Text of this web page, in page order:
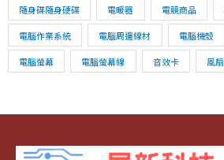
隨身碟隨身硬碟 電暖器 電競商品
電腦作業系統 電腦周邊線材 電腦機殼
電腦螢幕 電腦螢幕線 音效卡 風扇